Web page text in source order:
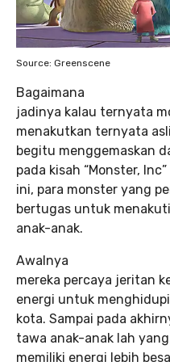
Source: Greenscene
Bagaimana
jadinya kalau ternyata
menakutkan ternyata
begitu menggemaskan
pada kisah “Monster, Inc”
ini, para monster yang
bertugas untuk menakuti
anak-anak.
Awalnya
mereka percaya jeritan
energi untuk menghidupi
kota. Sampai pada
tawa anak-anak lah yang
memiliki energi lebih